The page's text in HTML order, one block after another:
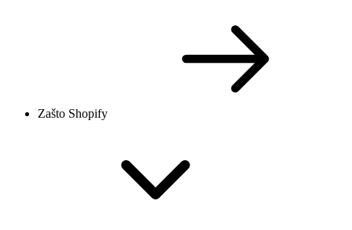
Zašto Shopify